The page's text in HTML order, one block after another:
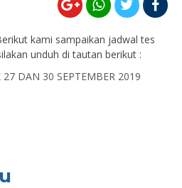
kami sampaikan jadwal tes
unduh di tautan berikut :
27 DAN 30 SEPTEMBER 2019